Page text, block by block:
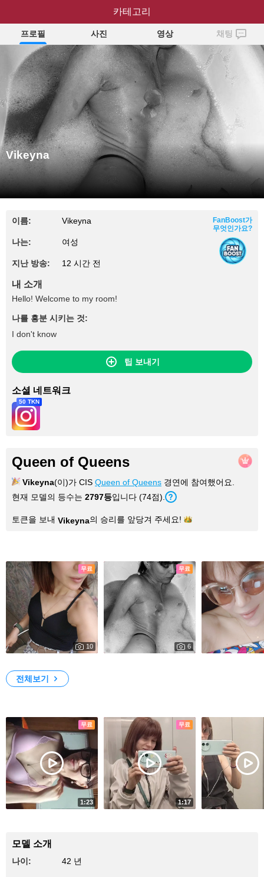
Vikeyna
프로필 사진 영상 채팅
Vikeyna
이름: Vikeyna
나는: 여성
지난 방송: 12 시간 전
FanBoost가
무엇인가요?
내 소개
Hello! Welcome to my room!
나를 흥분 시키는 것:
I don't know
팁 보내기
소셜 네트워크
50 TKN
Queen of Queens
Vikeyna(이)가 CIS Queen of Queens 경연에 참여했어요.
현재 모델의 등수는 2797등입니다 (74점).
토큰을 보내 Vikeyna의 승리를 앞당겨 주세요!
무료
10
무료
6
전체보기
무료
1:23
무료
1:17
모델 소개
나이: 42 년
카테고리